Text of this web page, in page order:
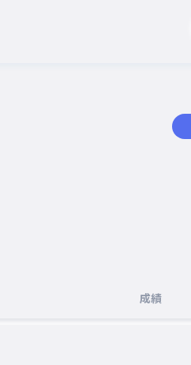
成績